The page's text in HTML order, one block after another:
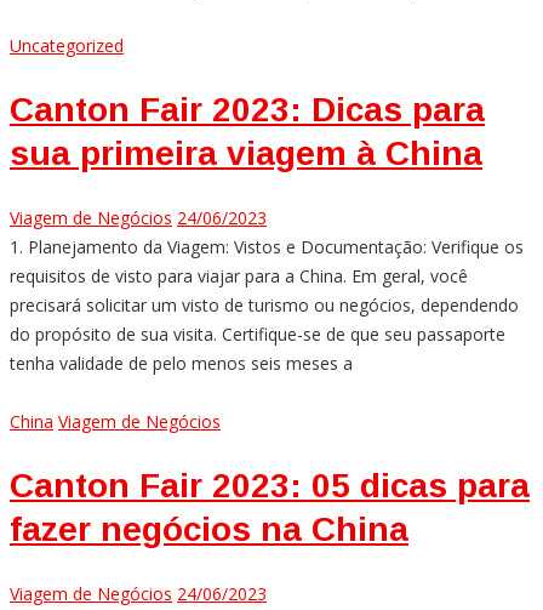
Uncategorized
Canton Fair 2023: Dicas para
sua primeira viagem à China
Viagem de Negócios 24/06/2023
1. Planejamento da Viagem: Vistos e Documentação: Verifique os
requisitos de visto para viajar para a China. Em geral, você
precisará solicitar um visto de turismo ou negócios, dependendo
do propósito de sua visita. Certifique-se de que seu passaporte
tenha validade de pelo menos seis meses a
China Viagem de Negócios
Canton Fair 2023: 05 dicas para
fazer negócios na China
Viagem de Negócios 24/06/2023